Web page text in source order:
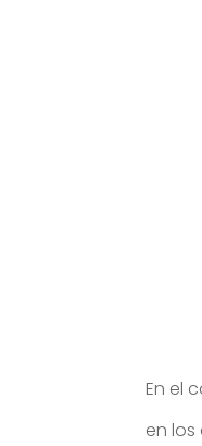
En el
en